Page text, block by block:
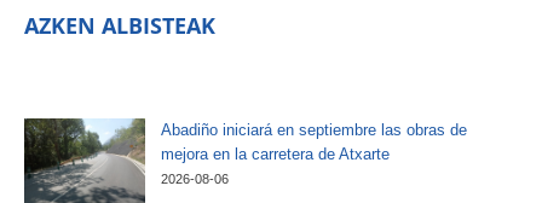
AZKEN ALBISTEAK
Abadiño iniciará en septiembre las obras de
mejora en la carretera de Atxarte
2026-08-06